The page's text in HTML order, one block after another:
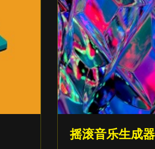
摇滚音乐生成器